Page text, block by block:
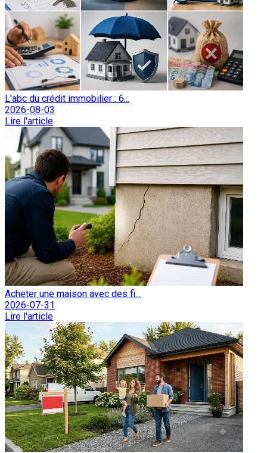
L'abc du crédit immobilier : 6...
2026-08-03
Lire l'article
Acheter une maison avec des fi...
2026-07-31
Lire l'article